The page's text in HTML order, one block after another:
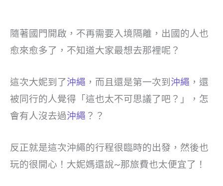
隨著國門開啟，不再需要入境隔離，出國的人也
愈來愈多了，不知道大家最想去那裡呢？
這次大妮到了沖繩 ，而且還是第一次到 沖繩 ，還
被同行的人覺得「這也太不可思議了吧？」，怎
會有人沒去過沖繩 ？？
反正就是這次沖繩的行程很臨時的出發，然後也
玩的很開心！大妮媽還說~那旅費也太便宜了！